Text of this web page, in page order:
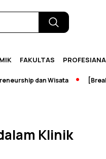
FAKULTAS PROFESIANA
dan Wisata [Breaking
Klinik